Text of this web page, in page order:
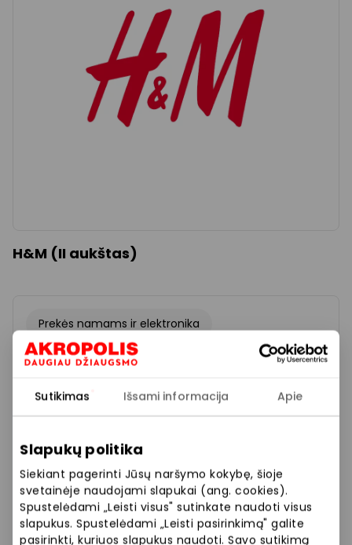
Sutikimas Išsami informacija Apie
Slapukų politika
Siekiant pagerinti Jūsų naršymo kokybę, šioje
svetainėje naudojami slapukai (ang. cookies).
Spustelėdami „Leisti visus" sutinkate naudoti visus
slapukus. Spustelėdami „Leisti pasirinkimą" galite
pasirinkti, kuriuos slapukus naudoti. Savo sutikimą
H&M (II aukštas)
Prekės namams ir elektronika